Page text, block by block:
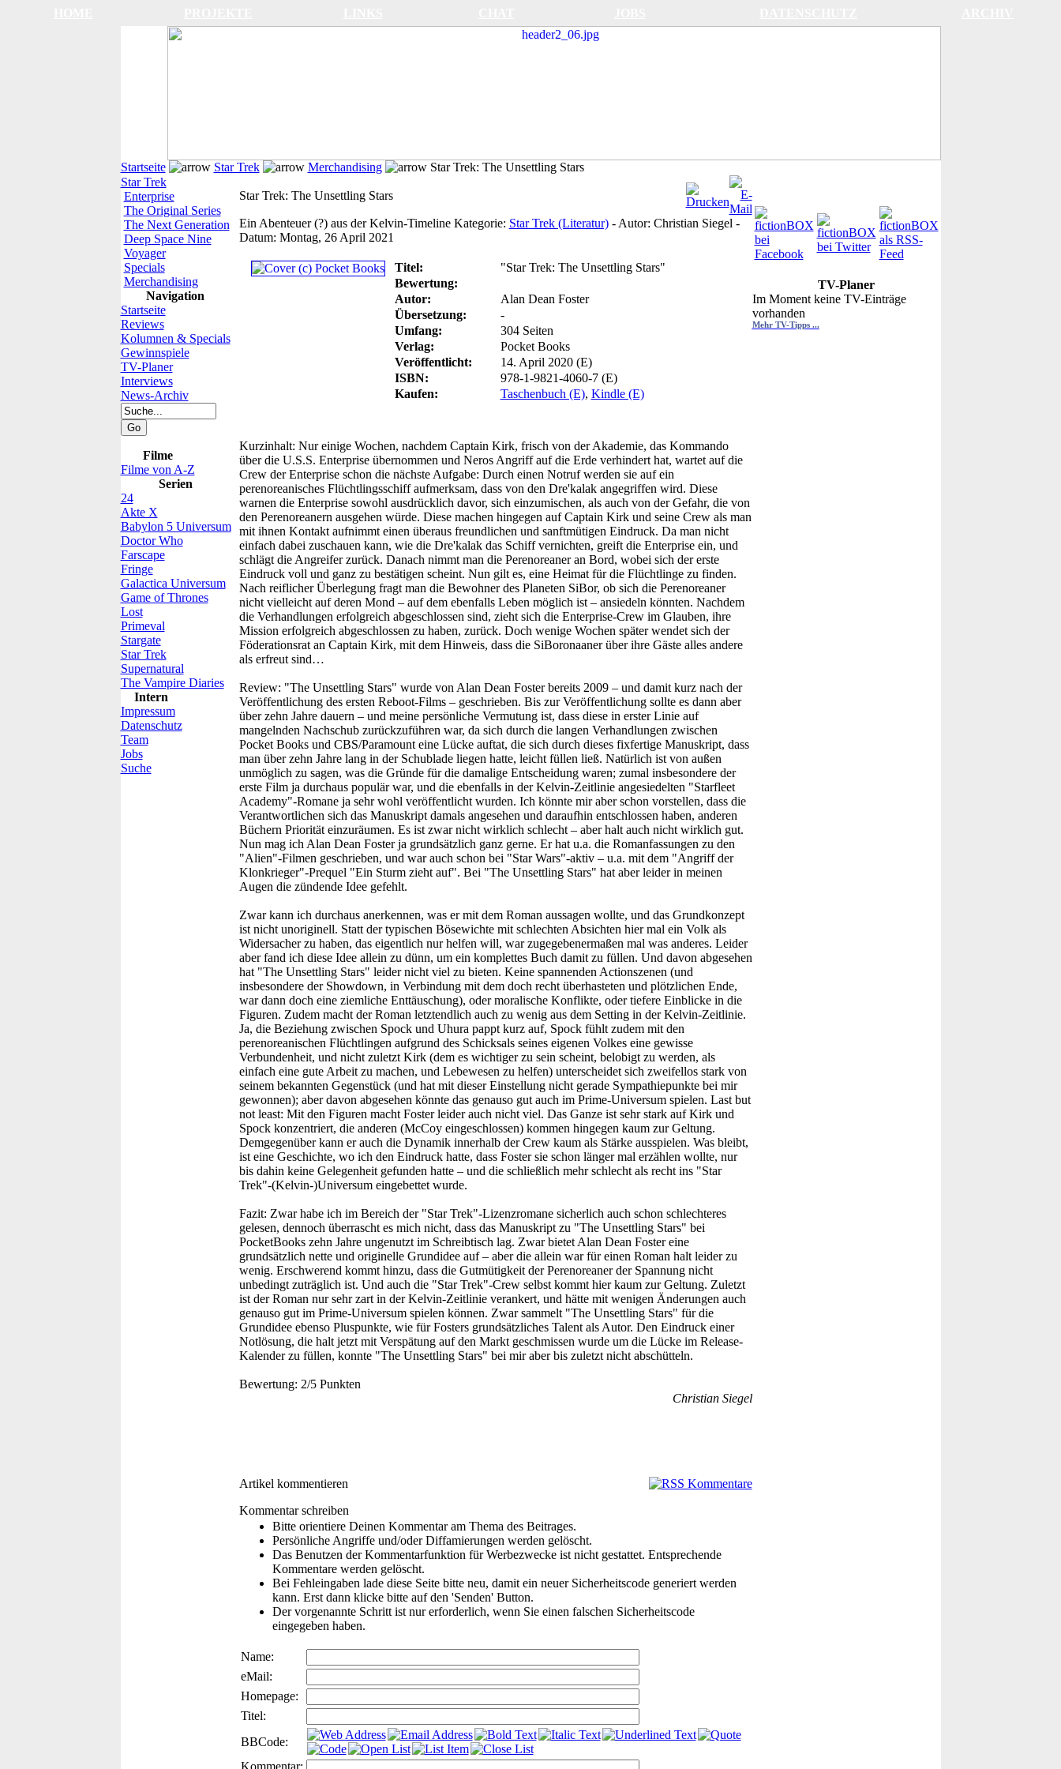
Startseite Star Trek Merchandising
Star Trek: The Unsettling Stars
Star Trek
Enterprise
The Original Series
The Next Generation
Deep Space Nine
Voyager
Specials
Merchandising
Navigation
Startseite
Reviews
Kolumnen & Specials
Gewinnspiele
TV-Planer
Interviews
News-Archiv
Filme
Filme von A-Z
Serien
24
Akte X
Babylon 5 Universum
Doctor Who
Farscape
Fringe
Galactica Universum
Game of Thrones
Lost
Primeval
Stargate
Star Trek
Supernatural
The Vampire Diaries
Intern
Impressum
Datenschutz
Team
Jobs
Suche
Star Trek: The Unsettling Stars
Ein Abenteuer (?) aus der Kelvin-Timeline Kategorie: Star Trek (Literatur)- Autor: Christian Siegel -
Datum: Montag, 26 April 2021
Titel:
"Star Trek: The Unsettling Stars"
Bewertung:
Autor:
Alan Dean Foster
Übersetzung:
-
Umfang:
304 Seiten
Verlag:
Pocket Books
Veröffentlicht:
14. April 2020 (E)
ISBN:
978-1-9821-4060-7 (E)
Kaufen:
Taschenbuch (E), Kindle (E)
Kurzinhalt: Nur einige Wochen, nachdem Captain Kirk, frisch von der Akademie, das Kommando
über die U.S.S. Enterprise übernommen und Neros Angriff auf die Erde verhindert hat, wartet auf die
Crew der Enterprise schon die nächste Aufgabe: Durch einen Notruf werden sie auf ein
perenoreanisches Flüchtlingsschiff aufmerksam, dass von den Dre'kalak angegriffen wird. Diese
warnen die Enterprise sowohl ausdrücklich davor, sich einzumischen, als auch von der Gefahr, die von
den Perenoreanern ausgehen würde. Diese machen hingegen auf Captain Kirk und seine Crew als man
mit ihnen Kontakt aufnimmt einen überaus freundlichen und sanftmütigen Eindruck. Da man nicht
einfach dabei zuschauen kann, wie die Dre'kalak das Schiff vernichten, greift die Enterprise ein, und
schlägt die Angreifer zurück. Danach nimmt man die Perenoreaner an Bord, wobei sich der erste
Eindruck voll und ganz zu bestätigen scheint. Nun gilt es, eine Heimat für die Flüchtlinge zu finden.
Nach reiflicher Überlegung fragt man die Bewohner des Planeten SiBor, ob sich die Perenoreaner
nicht vielleicht auf deren Mond – auf dem ebenfalls Leben möglich ist – ansiedeln könnten. Nachdem
die Verhandlungen erfolgreich abgeschlossen sind, zieht sich die Enterprise-Crew im Glauben, ihre
Mission erfolgreich abgeschlossen zu haben, zurück. Doch wenige Wochen später wendet sich der
Föderationsrat an Captain Kirk, mit dem Hinweis, dass die SiBoronaaner über ihre Gäste alles andere
als erfreut sind…
Review: "The Unsettling Stars" wurde von Alan Dean Foster bereits 2009 – und damit kurz nach der
Veröffentlichung des ersten Reboot-Films – geschrieben. Bis zur Veröffentlichung sollte es dann aber
über zehn Jahre dauern – und meine persönliche Vermutung ist, dass diese in erster Linie auf
mangelnden Nachschub zurückzuführen war, da sich durch die langen Verhandlungen zwischen
Pocket Books und CBS/Paramount eine Lücke auftat, die sich durch dieses fixfertige Manuskript, dass
man über zehn Jahre lang in der Schublade liegen hatte, leicht füllen ließ. Natürlich ist von außen
unmöglich zu sagen, was die Gründe für die damalige Entscheidung waren; zumal insbesondere der
erste Film ja durchaus populär war, und die ebenfalls in der Kelvin-Zeitlinie angesiedelten "Starfleet
Academy"-Romane ja sehr wohl veröffentlicht wurden. Ich könnte mir aber schon vorstellen, dass die
Verantwortlichen sich das Manuskript damals angesehen und daraufhin entschlossen haben, anderen
Büchern Priorität einzuräumen. Es ist zwar nicht wirklich schlecht – aber halt auch nicht wirklich gut.
Nun mag ich Alan Dean Foster ja grundsätzlich ganz gerne. Er hat u.a. die Romanfassungen zu den
"Alien"-Filmen geschrieben, und war auch schon bei "Star Wars"-aktiv – u.a. mit dem "Angriff der
Klonkrieger"-Prequel "Ein Sturm zieht auf". Bei "The Unsettling Stars" hat aber leider in meinen
Augen die zündende Idee gefehlt.
Zwar kann ich durchaus anerkennen, was er mit dem Roman aussagen wollte, und das Grundkonzept
ist nicht unoriginell. Statt der typischen Bösewichte mit schlechten Absichten hier mal ein Volk als
Widersacher zu haben, das eigentlich nur helfen will, war zugegebenermaßen mal was anderes. Leider
aber fand ich diese Idee allein zu dünn, um ein komplettes Buch damit zu füllen. Und davon abgesehen
hat "The Unsettling Stars" leider nicht viel zu bieten. Keine spannenden Actionszenen (und
insbesondere der Showdown, in Verbindung mit dem doch recht überhasteten und plötzlichen Ende,
war dann doch eine ziemliche Enttäuschung), oder moralische Konflikte, oder tiefere Einblicke in die
Figuren. Zudem macht der Roman letztendlich auch zu wenig aus dem Setting in der Kelvin-Zeitlinie.
Ja, die Beziehung zwischen Spock und Uhura pappt kurz auf, Spock fühlt zudem mit den
perenoreanischen Flüchtlingen aufgrund des Schicksals seines eigenen Volkes eine gewisse
Verbundenheit, und nicht zuletzt Kirk (dem es wichtiger zu sein scheint, belobigt zu werden, als
einfach eine gute Arbeit zu machen, und Lebewesen zu helfen) unterscheidet sich zweifellos stark von
seinem bekannten Gegenstück (und hat mit dieser Einstellung nicht gerade Sympathiepunkte bei mir
gewonnen); aber davon abgesehen könnte das genauso gut auch im Prime-Universum spielen. Last but
not least: Mit den Figuren macht Foster leider auch nicht viel. Das Ganze ist sehr stark auf Kirk und
Spock konzentriert, die anderen (McCoy eingeschlossen) kommen hingegen kaum zur Geltung.
Demgegenüber kann er auch die Dynamik innerhalb der Crew kaum als Stärke ausspielen. Was bleibt,
ist eine Geschichte, wo ich den Eindruck hatte, dass Foster sie schon länger mal erzählen wollte, nur
bis dahin keine Gelegenheit gefunden hatte – und die schließlich mehr schlecht als recht ins "Star
Trek"-(Kelvin-)Universum eingebettet wurde.
Fazit: Zwar habe ich im Bereich der "Star Trek"-Lizenzromane sicherlich auch schon schlechteres
gelesen, dennoch überrascht es mich nicht, dass das Manuskript zu "The Unsettling Stars" bei
PocketBooks zehn Jahre ungenutzt im Schreibtisch lag. Zwar bietet Alan Dean Foster eine
grundsätzlich nette und originelle Grundidee auf – aber die allein war für einen Roman halt leider zu
wenig. Erschwerend kommt hinzu, dass die Gutmütigkeit der Perenoreaner der Spannung nicht
unbedingt zuträglich ist. Und auch die "Star Trek"-Crew selbst kommt hier kaum zur Geltung. Zuletzt
ist der Roman nur sehr zart in der Kelvin-Zeitlinie verankert, und hätte mit wenigen Änderungen auch
genauso gut im Prime-Universum spielen können. Zwar sammelt "The Unsettling Stars" für die
Grundidee ebenso Pluspunkte, wie für Fosters grundsätzliches Talent als Autor. Den Eindruck einer
Notlösung, die halt jetzt mit Verspätung auf den Markt geschmissen wurde um die Lücke im Release-
Kalender zu füllen, konnte "The Unsettling Stars" bei mir aber bis zuletzt nicht abschütteln.
Bewertung: 2/5 Punkten
Christian Siegel
Artikel kommentieren
Kommentar schreiben
Bitte orientiere Deinen Kommentar am Thema des Beitrages.
Persönliche Angriffe und/oder Diffamierungen werden gelöscht.
Das Benutzen der Kommentarfunktion für Werbezwecke ist nicht gestattet. Entsprechende
Kommentare werden gelöscht.
Bei Fehleingaben lade diese Seite bitte neu, damit ein neuer Sicherheitscode generiert werden
kann. Erst dann klicke bitte auf den 'Senden' Button.
Der vorgenannte Schritt ist nur erforderlich, wenn Sie einen falschen Sicherheitscode
eingegeben haben.
Name:
eMail:
Homepage:
Titel:
BBCode:
Kommentar:
TV-Planer
Im Moment keine TV-Einträge
vorhanden
Mehr TV-Tipps ...